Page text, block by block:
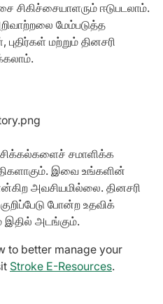
ஈடுபடலாம்.
மேம்படுத்த
மற்றும் தினசரி
சமாளிக்க
இவை உங்களின்
அவசியமில்லை. தினசரி
போன்ற உதவிக்
இதில் அடங்கும்.
to better manage your
Stroke E-Resources.